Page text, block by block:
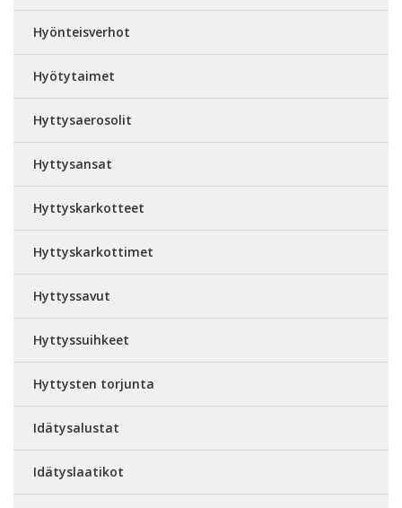
Hyönteisverhot
Hyötytaimet
Hyttysaerosolit
Hyttysansat
Hyttyskarkotteet
Hyttyskarkottimet
Hyttyssavut
Hyttyssuihkeet
Hyttysten torjunta
Idätysalustat
Idätyslaatikot